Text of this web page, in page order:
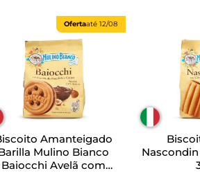
Ofertaaté12/08
Amanteigado
Mulino Bianco
Baiocchi Avelã com
3º
leite
8
9